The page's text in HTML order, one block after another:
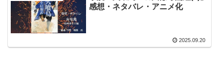
感想・ネタバレ・アニメ化
2025.09.20